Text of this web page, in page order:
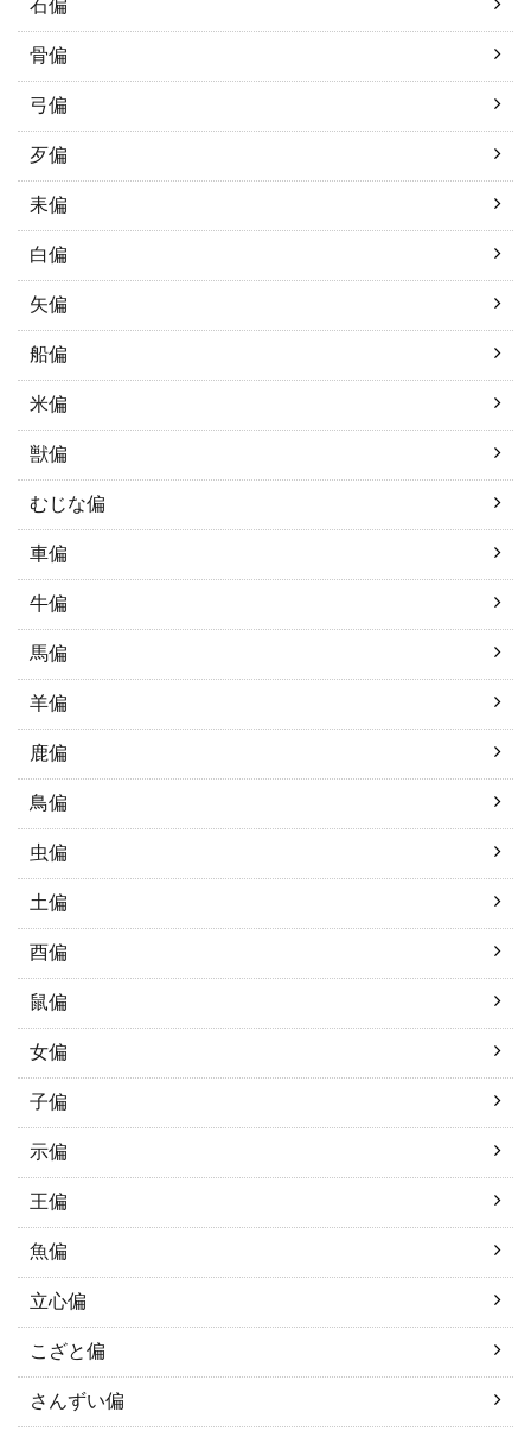
石偏
骨偏
弓偏
歹偏
耒偏
白偏
矢偏
船偏
米偏
獣偏
むじな偏
車偏
牛偏
馬偏
羊偏
鹿偏
鳥偏
虫偏
土偏
酉偏
鼠偏
女偏
子偏
示偏
王偏
魚偏
立心偏
こざと偏
さんずい偏